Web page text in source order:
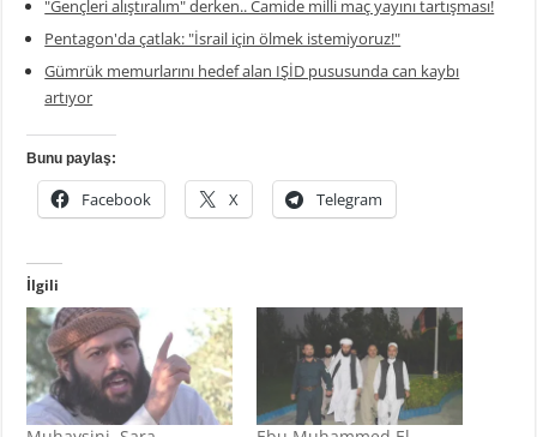
"Gençleri alıştıralım" derken.. Camide milli maç yayını tartışması!
Pentagon'da çatlak: "İsrail için ölmek istemiyoruz!"
Gümrük memurlarını hedef alan IŞİD pususunda can kaybı
artıyor
Bunu paylaş:
Facebook X Telegram
İlgili